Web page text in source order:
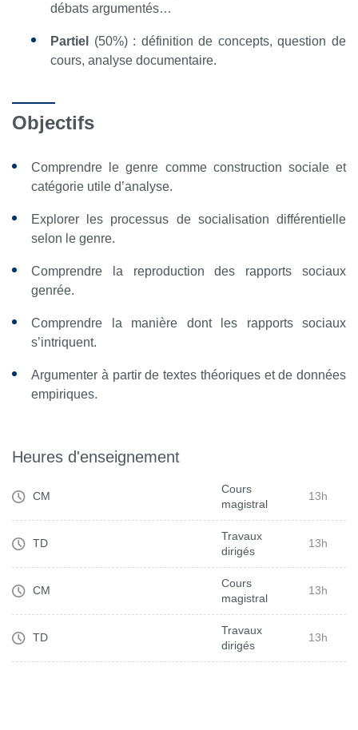
débats argumentés…
Partiel
(50%) : définition de concepts, question de
cours, analyse documentaire.
Objectifs
Comprendre le genre comme construction sociale et
catégorie utile d’analyse.
Explorer les processus de socialisation différentielle
selon le genre.
Comprendre la reproduction des rapports sociaux
genrée.
Comprendre la manière dont les rapports sociaux
s’intriquent.
Argumenter à partir de textes théoriques et de données
empiriques.
Heures d'enseignement
CM
Cours
magistral
13h
TD
Travaux
dirigés
13h
CM
Cours
magistral
13h
TD
Travaux
dirigés
13h